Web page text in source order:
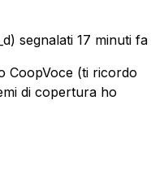
segnalati 17 minuti fa
CoopVoce (ti ricordo
di copertura ho